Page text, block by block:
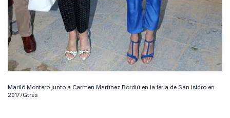
Mariló Montero junto a Carmen Martínez Bordiú en la feria de San Isidro en
2017/Gtres